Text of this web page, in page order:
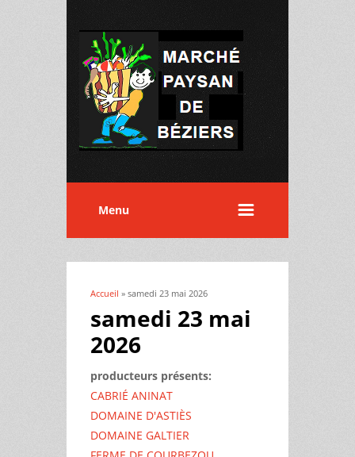
Menu
Vous êtes ici
Accueil » samedi 23 mai 2026
samedi 23 mai
2026
producteurs présents:
CABRIÉ ANINAT
DOMAINE D'ASTIÈS
DOMAINE GALTIER